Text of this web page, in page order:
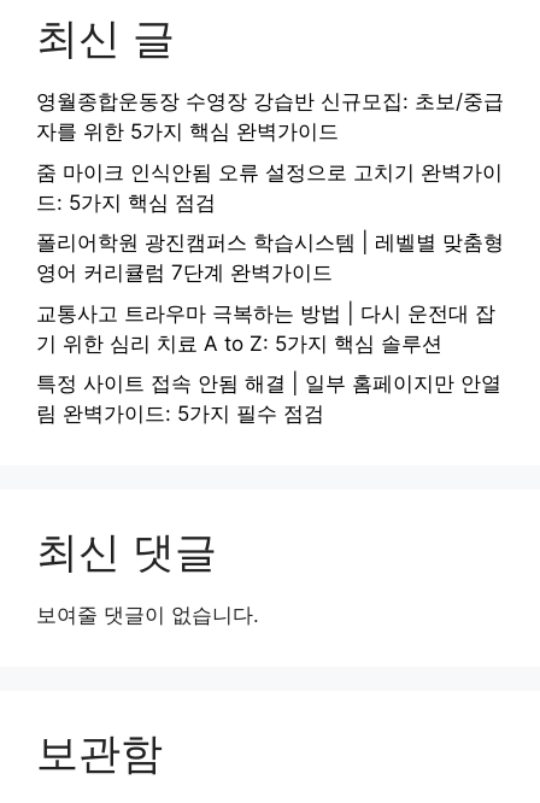
최신 글
영월종합운동장 수영장 강습반 신규모집: 초보/중급
자를 위한 5가지 핵심 완벽가이드
줌 마이크 인식안됨 오류 설정으로 고치기 완벽가이
드: 5가지 핵심 점검
폴리어학원 광진캠퍼스 학습시스템 | 레벨별 맞춤형
영어 커리큘럼 7단계 완벽가이드
교통사고 트라우마 극복하는 방법 | 다시 운전대 잡
기 위한 심리 치료 A to Z: 5가지 핵심 솔루션
특정 사이트 접속 안됨 해결 | 일부 홈페이지만 안열
림 완벽가이드: 5가지 필수 점검
최신 댓글
보여줄 댓글이 없습니다.
보관함